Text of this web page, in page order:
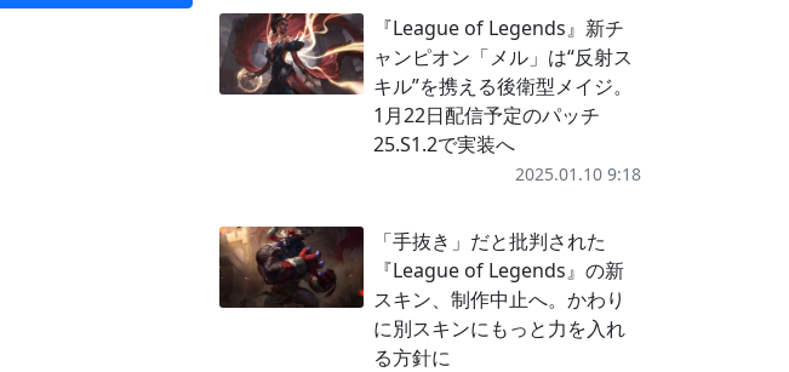
『League of Legends』新チ
ャンピオン「メル」は“反射ス
キル”を携える後衛型メイジ。
1月22日配信予定のパッチ
25.S1.2で実装へ
2025.01.10 9:18
「手抜き」だと批判された
『League of Legends』の新
スキン、制作中止へ。かわり
に別スキンにもっと力を入れ
る方針に